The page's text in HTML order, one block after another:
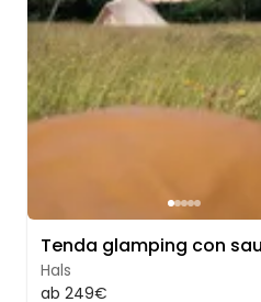
Hals
ab 249€